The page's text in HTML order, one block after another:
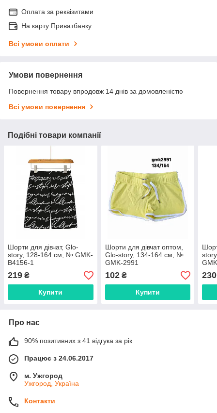
Оплата за реквізитами
На карту Приватбанку
Всі умови оплати
Умови повернення
Повернення товару впродовж 14 днів за домовленістю
Всі умови повернення
Подібні товари компанії
Шорти для дівчат, Glo-
story, 128-164 см, № GMK-
В4156-1
219 ₴
Купити
Шорти для дівчат оптом,
Glo-story, 134-164 см, №
GMK-2991
102₴
Купити
230
Про нас
90% позитивних з 41 відгука за рік
Працює з 24.06.2017
м. Ужгород
Ужгород, Україна
Контакти